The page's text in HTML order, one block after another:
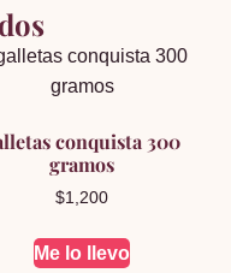
conquista 300
gramos
$1,200
Me lo llevo